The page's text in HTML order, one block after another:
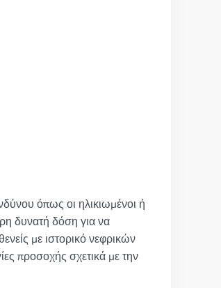
όπως οι ηλικιωμένοι ή
δυνατή δόση για να
με ιστορικό νεφρικών
προσοχής σχετικά με την